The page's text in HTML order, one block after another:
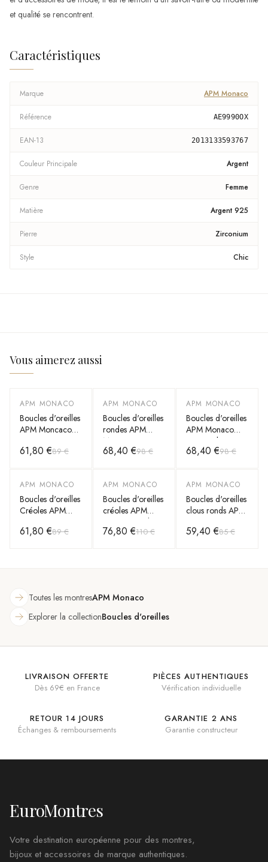
et qualité se rencontrent.
Caractéristiques
Marque APM Monaco
Référence AE9990OX
EAN-13 2013133593767
Couleur Principale Argent
Genre Femme
Matière Argent 925
Pierre Zirconium
Style Chic
Vous aimerez aussi
-30%
APM MONACO
Boucles d'oreilles
APM Moncaco
oxyde de
61,80 €89 €
-30%
APM MONACO
Boucles d'oreilles
rondes APM
Monaco en
argent 925
68,40 €98 €
-30%
APM MONACO
Boucles d'oreilles
APM Monaco
rectangulaires or
rose en argent
68,40 €98 €
-30%
APM MONACO
Boucles d'oreilles
Créoles APM
925 et
61,80 €89 €
-30%
APM MONACO
Boucles d'oreilles
créoles APM
Monaco Code
Morse Toi Moi
76,80 €110 €
-30%
APM MONACO
Boucles d'oreilles
clous ronds APM
argent 925
59,40 €85 €
Toutes les montresAPM Monaco
Explorer la collectionBoucles d'oreilles
LIVRAISON OFFERTE
Dès 69€ en France
PIÈCES AUTHENTIQUES
Vérification individuelle
RETOUR 14 JOURS
Échanges & remboursements
GARANTIE 2 ANS
Garantie constructeur
EuroMontres
Votre destination européenne pour des montres,
bijoux et accessoires de marque authentiques.